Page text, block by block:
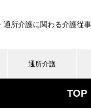
所介護に関わる介護従
通所介護
TOP